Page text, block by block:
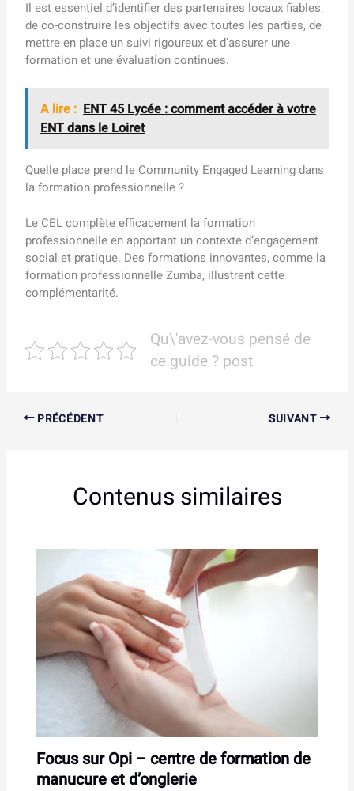
Il est essentiel d’identifier des partenaires locaux fiables,
de co-construire les objectifs avec toutes les parties, de
mettre en place un suivi rigoureux et d’assurer une
formation et une évaluation continues.
A lire : ENT 45 Lycée : comment accéder à votre
ENT dans le Loiret
Quelle place prend le Community Engaged Learning dans
la formation professionnelle ?
Le CEL complète efficacement la formation
professionnelle en apportant un contexte d’engagement
social et pratique. Des formations innovantes, comme la
formation professionnelle Zumba, illustrent cette
complémentarité.
Qu\'avez-vous pensé de
ce guide ? post
PRÉCÉDENT SUIVANT
Contenus similaires
Focus sur Opi – centre de formation de
manucure et d’onglerie